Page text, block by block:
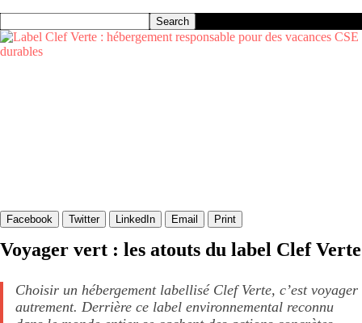
Facebook Twitter LinkedIn Email Print
Voyager vert : les atouts du label Clef Verte
Choisir un hébergement labellisé Clef Verte, c’est voyager
autrement. Derrière ce label environnemental reconnu